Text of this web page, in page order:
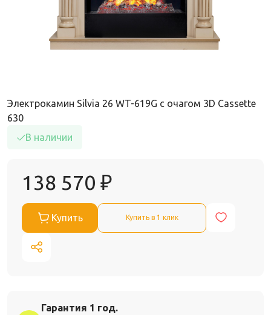
Электрокамин Silvia 26 WT-619G с очагом 3D Cassette
630
В наличии
138 570 ₽
Купить Купить в 1 клик
Гарантия 1 год.